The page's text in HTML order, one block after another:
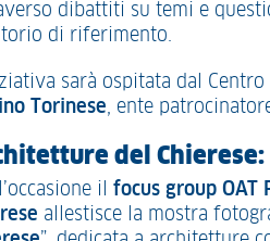
dibattiti su temi e
di riferimento.
sarà ospitata dal
Torinese, ente
del Chierese:
il focus group
allestisce la mostra